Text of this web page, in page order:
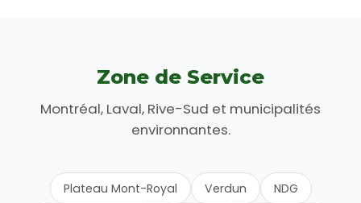
Zone de Service
Montréal, Laval, Rive-Sud et municipalités
environnantes.
Plateau Mont-Royal Verdun
NDG